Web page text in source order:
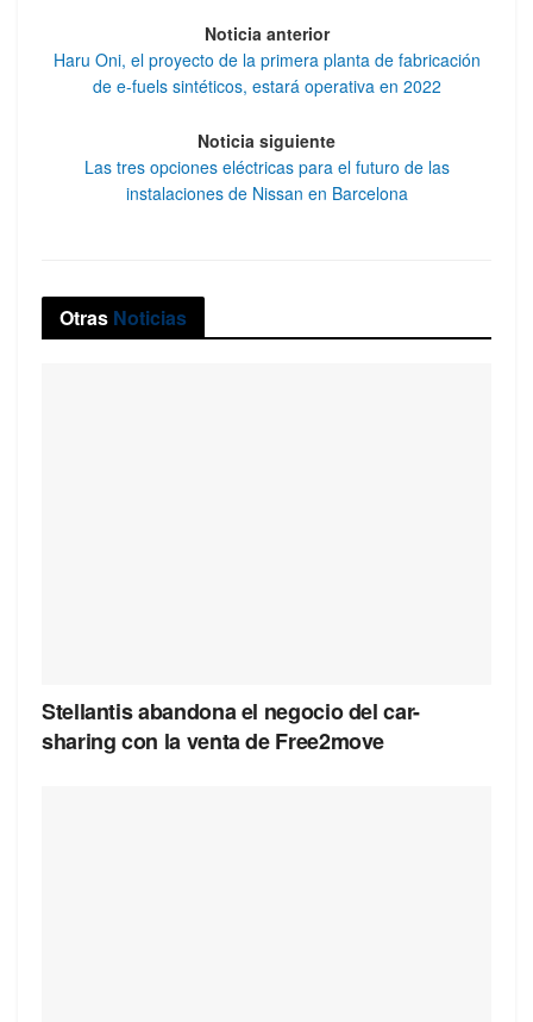
Noticia anterior
Haru Oni, el proyecto de la primera planta de fabricación
de e-fuels sintéticos, estará operativa en 2022
Noticia siguiente
Las tres opciones eléctricas para el futuro de las
instalaciones de Nissan en Barcelona
Otras Noticias
Stellantis abandona el negocio del car-
sharing con la venta de Free2move